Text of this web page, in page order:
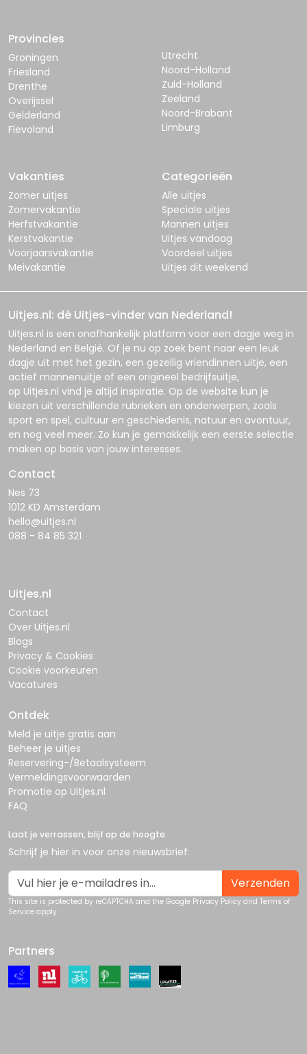
Provincies
Groningen
Friesland
Drenthe
Overijssel
Gelderland
Flevoland
Utrecht
Noord-Holland
Zuid-Holland
Zeeland
Noord-Brabant
Limburg
Vakanties
Zomer uitjes
Zomervakantie
Herfstvakantie
Kerstvakantie
Voorjaarsvakantie
Meivakantie
Categorieën
Alle uitjes
Speciale uitjes
Mannen uitjes
Uitjes vandaag
Voordeel uitjes
Uitjes dit weekend
Uitjes.nl: dé Uitjes-vinder van Nederland!
Uitjes.nl is een onafhankelijk platform voor een dagje weg in
Nederland en België. Of je nu op zoek bent naar een leuk
dagje uit met het gezin, een gezellig vriendinnen uitje, een
actief mannenuitje of een origineel bedrijfsuitje,
op Uitjes.nl vind je altijd inspiratie. Op de website kun je
kiezen uit verschillende rubrieken en onderwerpen, zoals
sport en spel, cultuur en geschiedenis, natuur en avontuur,
en nog veel meer. Zo kun je gemakkelijk een eerste selectie
maken op basis van jouw interesses.
Contact
Nes 73
1012 KD Amsterdam
hello@uitjes.nl
088 - 84 85 321
Uitjes.nl
Contact
Over Uitjes.nl
Blogs
Privacy & Cookies
Cookie voorkeuren
Vacatures
Ontdek
Meld je uitje gratis aan
Beheer je uitjes
Reservering-/Betaalsysteem
Vermeldingsvoorwaarden
Promotie op Uitjes.nl
FAQ
Laat je verrassen, blijf op de hoogte
Schrijf je hier in voor onze nieuwsbrief:
Verzenden
This site is protected by reCAPTCHA and the Google Privacy Policy and Terms of
Service apply.
Partners